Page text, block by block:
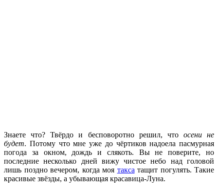
Знаете что? Твёрдо и бесповоротно решил, что осени не
будет. Потому что мне уже до чёртиков надоела пасмурная
погода за окном, дождь и слякоть. Вы не поверите, но
последние несколько дней вижу чистое небо над головой
лишь поздно вечером, когда моя такса тащит погулять. Такие
красивые звёзды, а убывающая красавица-Луна.